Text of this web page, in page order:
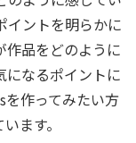
イントを明らかに
作品をどのように
になるポイントに
作ってみたい方
ます。